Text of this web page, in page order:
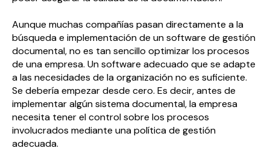
Aunque muchas compañías pasan directamente a la
búsqueda e implementación de un software de gestión
documental, no es tan sencillo optimizar los procesos
de una empresa. Un software adecuado que se adapte
a las necesidades de la organización no es suficiente.
Se debería empezar desde cero. Es decir, antes de
implementar algún sistema documental, la empresa
necesita tener el control sobre los procesos
involucrados mediante una política de gestión
adecuada.